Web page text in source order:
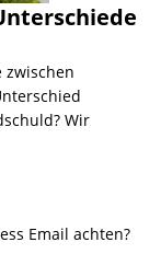
zwischen
Wir
Email achten?